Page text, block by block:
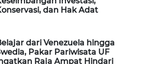
dan Hak Adat
dari Venezuela hingga
Pakar Pariwisata UF
Raja Ampat Hindari